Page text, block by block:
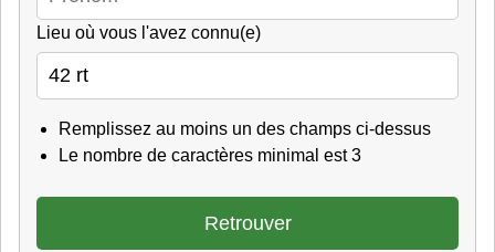
Lieu où vous l'avez connu(e)
Remplissez au moins un des champs ci-dessus
Le nombre de caractères minimal est 3